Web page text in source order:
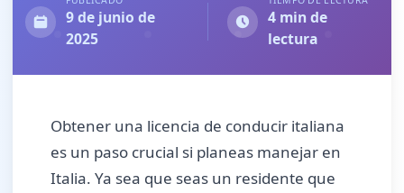
9 de junio de
2025
4 min de
lectura
Obtener una licencia de conducir italiana
es un paso crucial si planeas manejar en
Italia. Ya sea que seas un residente que